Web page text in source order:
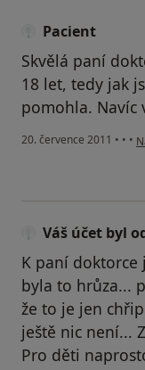
Pacient
Skvělá paní
18 let, tedy jak
pomohla. Navíc
20. července 2011 • • •
Váš účet byl
K paní doktorce
byla to hrůza...
že to je jen
ještě nic není...
Pro děti